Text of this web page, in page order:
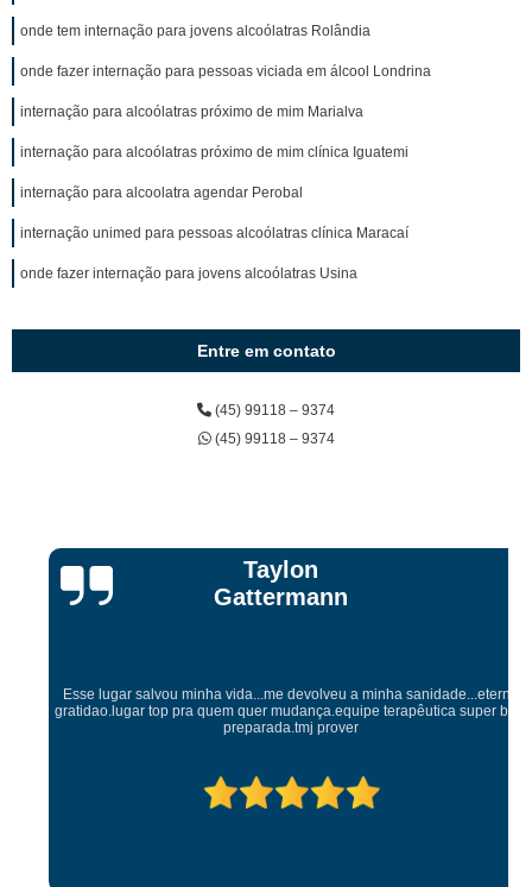
onde tem internação para jovens alcoólatras Rolândia
onde fazer internação para pessoas viciada em álcool Londrina
internação para alcoólatras próximo de mim Marialva
internação para alcoólatras próximo de mim clínica Iguatemi
internação para alcoolatra agendar Perobal
internação unimed para pessoas alcoólatras clínica Maracaí
onde fazer internação para jovens alcoólatras Usina
Entre em contato
(45) 99118 – 9374
(45) 99118 – 9374
Taylon
Gattermann
Esse lugar salvou minha vida...me devolveu a minha sanidade...eterna
gratidao.lugar top pra quem quer mudança.equipe terapêutica super bem
preparada.tmj prover